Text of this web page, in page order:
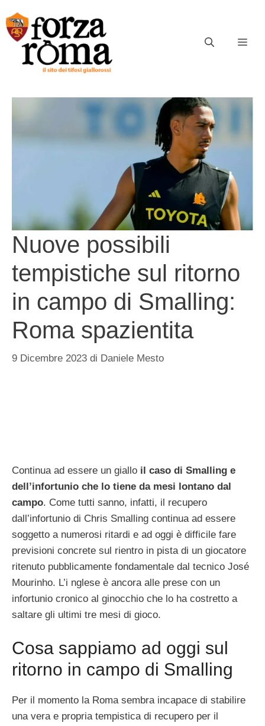
al
contenuto
Nuove possibili
tempistiche sul ritorno
in campo di Smalling:
Roma spazientita
9 Dicembre 2023 di Daniele Mesto
Continua ad essere un giallo il caso di Smalling e
dell’infortunio che lo tiene da mesi lontano dal
campo. Come tutti sanno, infatti, il recupero
dall’infortunio di Chris Smalling continua ad essere
soggetto a numerosi ritardi e ad oggi è difficile fare
previsioni concrete sul rientro in pista di un giocatore
ritenuto pubblicamente fondamentale dal tecnico José
Mourinho. L’i nglese è ancora alle prese con un
infortunio cronico al ginocchio che lo ha costretto a
saltare gli ultimi tre mesi di gioco.
Cosa sappiamo ad oggi sul
ritorno in campo di Smalling
Per il momento la Roma sembra incapace di stabilire
una vera e propria tempistica di recupero per il